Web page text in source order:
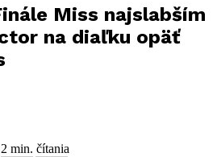
Miss najslabším
na diaľku opäť
min. čítania